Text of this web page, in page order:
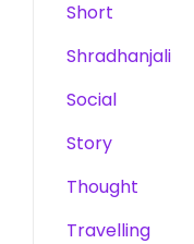
Short
Shradhanjali
Social
Story
Thought
Travelling